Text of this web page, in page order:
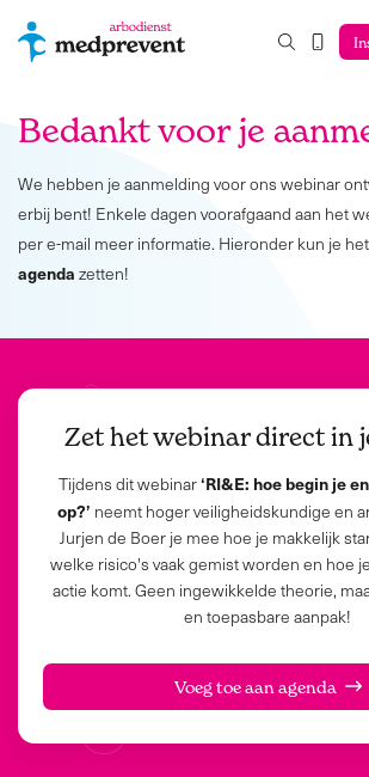
Bedankt voor je
We hebben je aanmelding voor ons webinar
erbij bent! Enkele dagen voorafgaand aan het
per e-mail meer informatie. Hieronder kun je
agenda zetten!
Zet het webinar direct in
Tijdens dit webinar‘RI&E: hoe begin je
op?’ neemt hoger veiligheidskundige en
Jurjen de Boer je mee hoe je makkelijk
welke risico's vaak gemist worden en hoe
actie komt. Geen ingewikkelde theorie,
en toepasbare aanpak!
Voeg toe aan agenda